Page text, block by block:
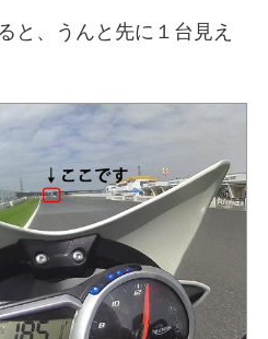
と、うんと先に１台見え